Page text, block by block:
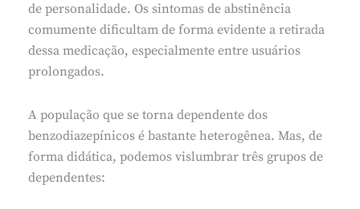
de personalidade. Os sintomas de abstinência
comumente dificultam de forma evidente a retirada
dessa medicação, especialmente entre usuários
prolongados.
A população que se torna dependente dos
benzodiazepínicos é bastante heterogênea. Mas, de
forma didática, podemos vislumbrar três grupos de
dependentes: